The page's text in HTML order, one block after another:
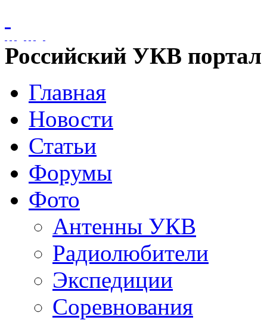
Российский УКВ портал
Главная
Новости
Статьи
Форумы
Фото
Антенны УКВ
Радиолюбители
Экспедиции
Соревнования